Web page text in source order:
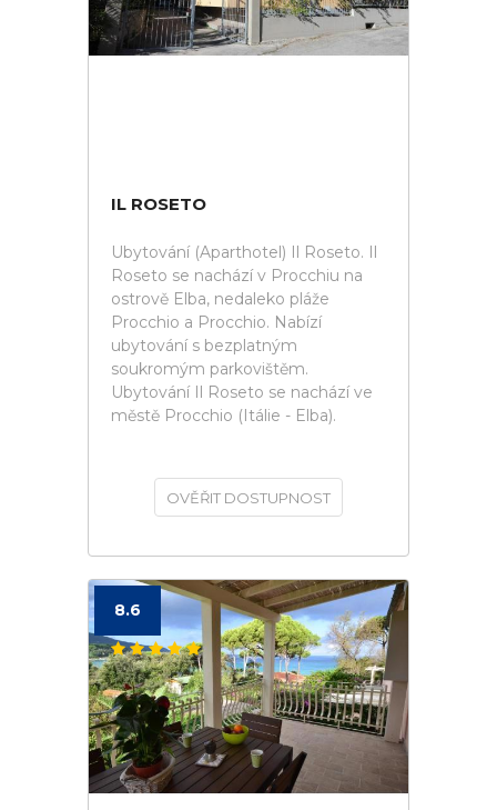
IL ROSETO
Ubytování (Aparthotel) Il Roseto. Il
Roseto se nachází v Procchiu na
ostrově Elba, nedaleko pláže
Procchio a Procchio. Nabízí
ubytování s bezplatným
soukromým parkovištěm.
Ubytování Il Roseto se nachází ve
městě Procchio (Itálie - Elba).
OVĚŘIT DOSTUPNOST
8.6